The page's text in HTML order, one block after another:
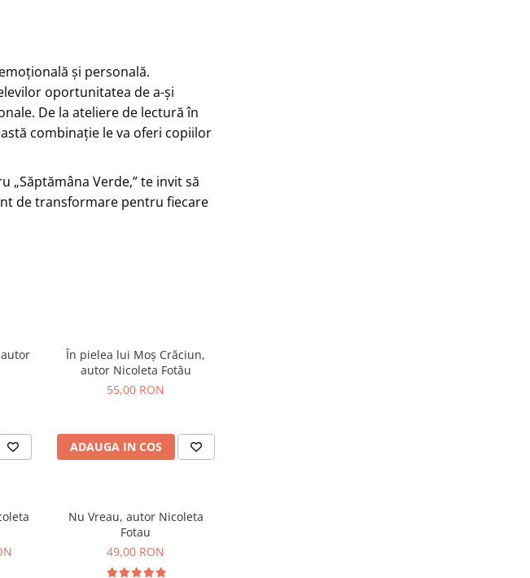
și personală.
oportunitatea de a-și
De la ateliere de lectură în
combinație le va oferi copiilor
Verde,” te invit să
de transformare pentru fiecare
În pielea lui Moș Crăciun,
autor Nicoleta Fotău
55,00 RON
ADAUGA IN COS
Nu Vreau, autor Nicoleta
Fotau
49,00 RON